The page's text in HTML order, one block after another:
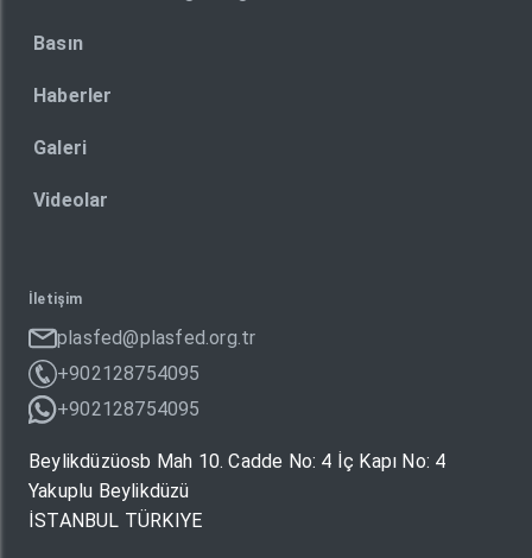
Basın
Haberler
Galeri
Videolar
İletişim
plasfed@plasfed.org.tr
+902128754095
+902128754095
Beylikdüzüosb Mah 10. Cadde No: 4 İç Kapı No: 4
Yakuplu Beylikdüzü
İSTANBUL TÜRKIYE